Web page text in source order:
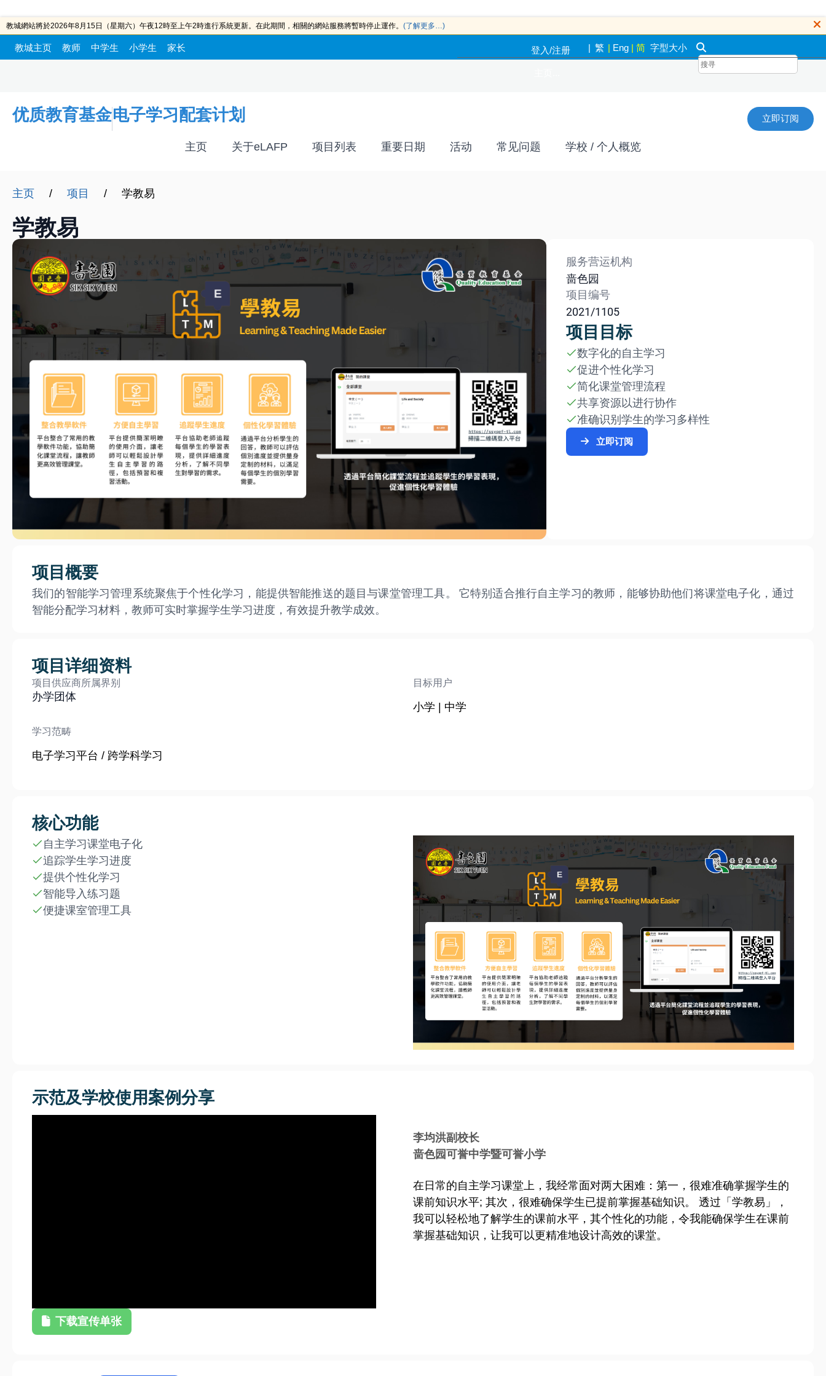
教城網站將於2026年8月15日（星期六）午夜12時至上午2時進行系統更新。在此期間，相關的網站服務將暫時停止運作。 (了解更多…)
教城主页 教师 中学生 小学生 家长 登入/注册 | 繁 | Eng | 简 字型大小
优质教育基金电子学习配套计划 立即订阅
主页 关于eLAFP 项目列表 重要日期 活动 常见问题 学校 / 个人概览
主页 / 项目 / 学教易
学教易
服务营运机构
啬色园
项目编号
2021/1105
项目目标
数字化的自主学习
促进个性化学习
简化课堂管理流程
共享资源以进行协作
准确识别学生的学习多样性
立即订阅
项目概要
我们的智能学习管理系统聚焦于个性化学习，能提供智能推送的题目与课堂管理工具。 它特别适合推行自主学习的教师，能够协助他们将课堂电子化，通过
智能分配学习材料，教师可实时掌握学生学习进度，有效提升教学成效。
项目详细资料
项目供应商所属界别
办学团体
目标用户
小学 | 中学
学习范畴
电子学习平台 / 跨学科学习
核心功能
自主学习课堂电子化
追踪学生学习进度
提供个性化学习
智能导入练习题
便捷课室管理工具
示范及学校使用案例分享
下载宣传单张
李均洪副校长
啬色园可誉中学暨可誉小学
在日常的自主学习课堂上，我经常面对两大困难：第一，很难准确掌握学生的
课前知识水平; 其次，很难确保学生已提前掌握基础知识。 透过「学教易」，
我可以轻松地了解学生的课前水平，其个性化的功能，令我能确保学生在课前
掌握基础知识，让我可以更精准地设计高效的课堂。